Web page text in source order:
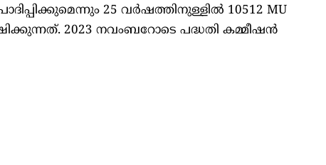
25 വർഷത്തിനുള്ളിൽ 10512 MU
2023 നവംബറോടെ പദ്ധതി കമ്മീഷൻ